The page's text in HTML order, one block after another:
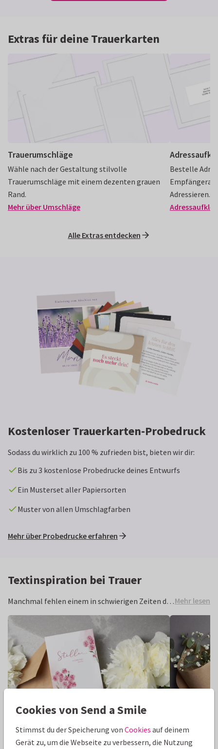
Extras für deine Trauerkarten
Trauerumschläge
Wähle nach der Gestaltung stilvolle
Trauerumschläge mit einem dezenten grauen
Rand.
Mehr über Umschläge
Bestelle
Adressieren.
Alle Extras entdecken
Kostenloser Trauerkarten-Probedruck
Sodass du wirklich zu 100 % zufrieden bist, bieten wir dir:
Bis zu 3 kostenlose Probedrucke deines Entwurfs
Ein Musterset aller Papiersorten
Muster von allen Umschlagfarben
Mehr über Probedrucke erfahren
Textinspiration bei Trauer
Manchmal fehlen einem in schwierigen Zeiten die
richtigen Worte. Wir haben berührende, liebevolle
und einfühlsame Texte und Sprüche für dich
gesammelt, die du direkt auf deine Trauerkarte
kopieren kannst. Lass dich inspirieren und gib
deinem Text einen persönlichen Touch.
Mehr lesen
Tröstende Worte & einfühlsame Trauersprüche
Die richtigen Worte zu finden ist bei einem
Mit diesen
Cookies von Send a Smile
Stimmst du der Speicherung von Cookies auf deinem
Gerät zu, um die Webseite zu verbessern, die Nutzung